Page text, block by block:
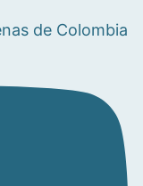
de Colombia